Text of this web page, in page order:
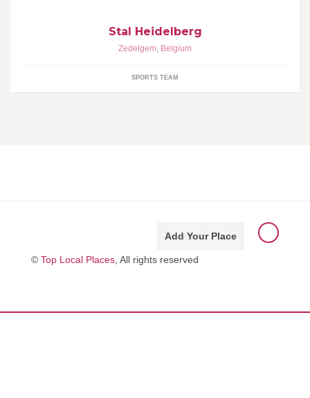
Stal Heidelberg
Zedelgem, Belgium
SPORTS TEAM
Add Your Place
© Top Local Places , All rights reserved